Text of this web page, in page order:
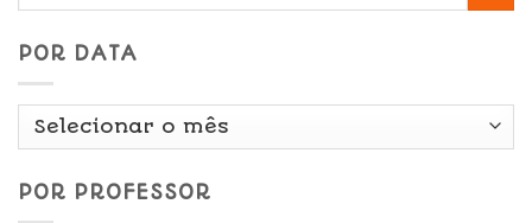
POR DATA
Por
POR PROFESSOR